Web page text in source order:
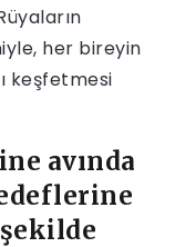
her bireyin
keşfetmesi
avında